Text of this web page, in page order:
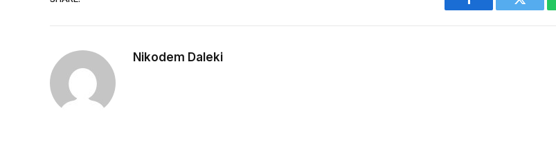
Facebook Twitter
Nikodem Daleki